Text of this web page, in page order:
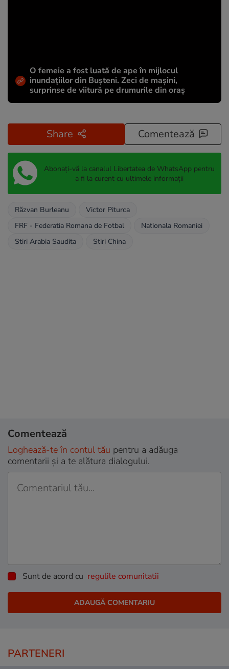
O femeie a fost luată de ape în mijlocul
inundațiilor din Bușteni. Zeci de mașini,
surprinse de viitură pe drumurile din oraș
Share Comentează
Abonați-vă la canalul Libertatea de WhatsApp pentru
a fi la curent cu ultimele informații
Răzvan Burleanu
Victor Piturca
FRF - Federatia Romana de Fotbal
Nationala Romaniei
Stiri Arabia Saudita
Stiri China
Comentează
Loghează-te în contul tău pentru a adăuga
comentarii și a te alătura dialogului.
Sunt de acord cu regulile comunitatii
PARTENERI